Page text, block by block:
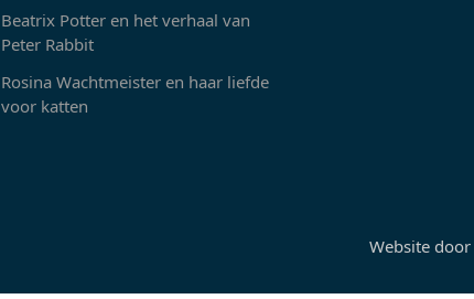
Beatrix Potter en het verhaal van
Peter Rabbit
Rosina Wachtmeister en haar liefde
voor katten
Website door